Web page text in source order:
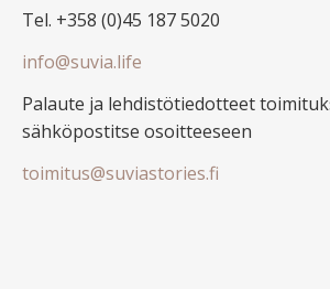
Tel. +358 (0)45 187 5020
info@suvia.life
Palaute ja lehdistötiedotteet
sähköpostitse osoitteeseen
toimitus@suviastories.fi